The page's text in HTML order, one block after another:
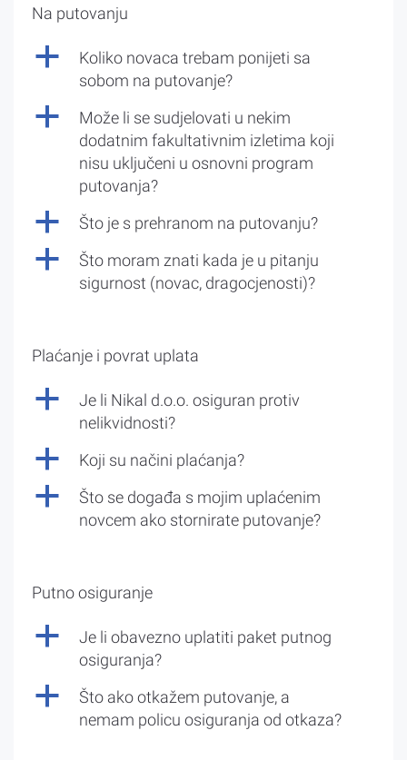
Na putovanju
a
Koliko novaca trebam ponijeti sa
sobom na putovanje?
a
Može li se sudjelovati u nekim
dodatnim fakultativnim izletima koji
nisu uključeni u osnovni program
putovanja?
a Što je s prehranom na putovanju?
a
Što moram znati kada je u pitanju
sigurnost (novac, dragocjenosti)?
Plaćanje i povrat uplata
a
Je li Nikal d.o.o. osiguran protiv
nelikvidnosti?
a Koji su načini plaćanja?
a
Što se događa s mojim uplaćenim
novcem ako stornirate putovanje?
Putno osiguranje
a
Je li obavezno uplatiti paket putnog
osiguranja?
a
Što ako otkažem putovanje, a
nemam policu osiguranja od otkaza?